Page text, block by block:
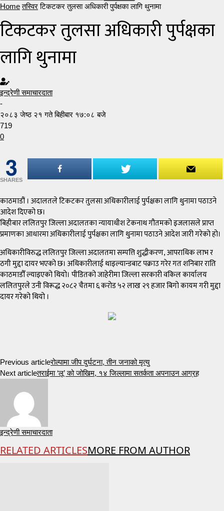
Home तस्विर टिकटकर तुलसा अधिकारी पुर्पक्षका लागि थुनामा
टिकटकर तुलसा अधिकारी पुर्पक्षका
लागि थुनामा
इन्द्रेणी समाचारदाता
-
२०८३ जेष्ठ २१ गते बिहीबार १७:०८ बजे
719
0
3
SHARES
काठमाडौं । अदालतले टिकटकर तुलसा अधिकारीलाई पुर्पक्षका लागि थुनामा पठाउने
आदेश दिएको छ।
बिहीबार ललितपुर जिल्ला अदालतका न्यायाधीश टेकनाथ गौतमको इजलासले प्राप्त
प्रमाणका आधारमा अधिकारीलाई पुर्पक्षका लागि थुनामा पठाउने आदेश जारी गरेको हो।
अधिकारीविरुद्ध ललितपुर जिल्ला अदालतमा सम्पत्ति शुद्धीकरण, आपराधिक लाभ र
ठगी मुद्दा दायर भएको छ। अधिकारीलाई थाइल्यान्डबाट पक्राउ गरेर गत शनिबार राति
काठमाडौँ ल्याइएको थियो। पीडितको जाहेरीमा जिल्ला सरकारी वकिल कार्यालय
ललितपुरले उनी विरूद्ध २०८२ चैतमा ६ करोड ५२ लाख २९ हजार बिगो कायम गरी मुद्दा
दायर गरेको थियो ।
Previous articleरोल्पामा जीप दुर्घटना, तीन जनाको मृत्यु
Next articleतराईमा ‘लू’ को जोखिम, १४ जिल्लामा सतर्कता अपनाउन आग्रह
इन्द्रेणी समाचारदाता
RELATED ARTICLESMORE FROM AUTHOR